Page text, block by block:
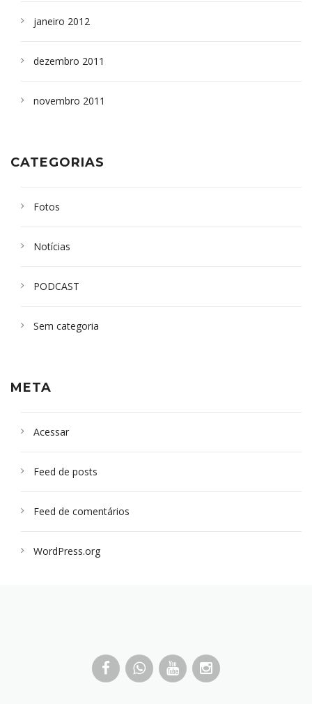
janeiro 2012
dezembro 2011
novembro 2011
CATEGORIAS
Fotos
Notícias
PODCAST
Sem categoria
META
Acessar
Feed de posts
Feed de comentários
WordPress.org